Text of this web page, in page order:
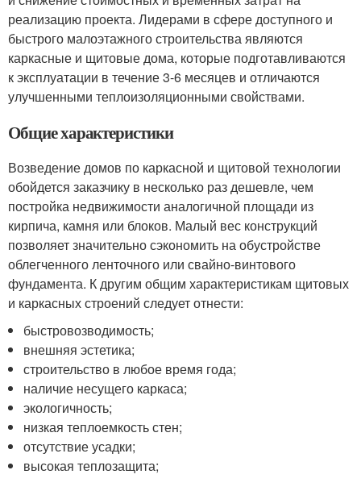
реализацию проекта. Лидерами в сфере доступного и
быстрого малоэтажного строительства являются
каркасные и щитовые дома, которые подготавливаются
к эксплуатации в течение 3-6 месяцев и отличаются
улучшенными теплоизоляционными свойствами.
Общие характеристики
Возведение домов по каркасной и щитовой технологии
обойдется заказчику в несколько раз дешевле, чем
постройка недвижимости аналогичной площади из
кирпича, камня или блоков. Малый вес конструкций
позволяет значительно сэкономить на обустройстве
облегченного ленточного или свайно-винтового
фундамента. К другим общим характеристикам щитовых
и каркасных строений следует отнести:
быстровозводимость;
внешняя эстетика;
строительство в любое время года;
наличие несущего каркаса;
экологичность;
низкая теплоемкость стен;
отсутствие усадки;
высокая теплозащита;